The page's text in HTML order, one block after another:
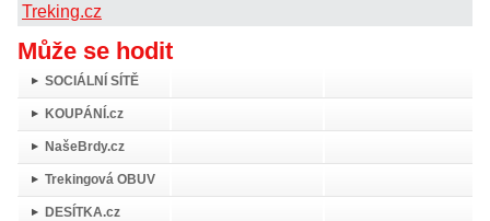
Treking.cz
Může se hodit
SOCIÁLNÍ SÍTĚ
KOUPÁNÍ.cz
NašeBrdy.cz
Trekingová OBUV
DESÍTKA.cz